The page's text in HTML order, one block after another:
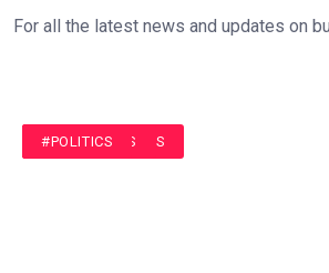
For all the latest news and updates on
#ELECTION NEWS
#INDIA NEWS
#POLITICS